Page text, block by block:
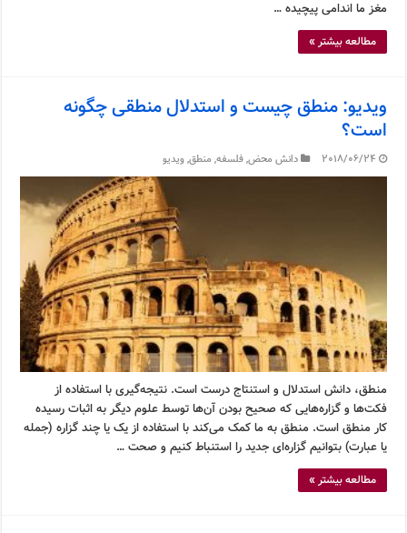
مغز ما اندامی پیچیده …
مطالعه بیشتر »
ویدیو: منطق چیست و استدلال منطقی چگونه
است؟
2018/06/24 دانش محض,فلسفه, منطق,ویدیو
منطق، دانش استدلال و استنتاج درست است. نتیجه‌گیری با استفاده از
فکت‌ها و گزاره‌هایی که صحیح بودن آن‌ها توسط علوم دیگر به اثبات رسیده
کار منطق است. منطق به ما کمک می‌کند با استفاده از یک یا چند گزاره (جمله
یا عبارت) بتوانیم گزاره‌ای جدید را استنباط کنیم و صحت …
مطالعه بیشتر »